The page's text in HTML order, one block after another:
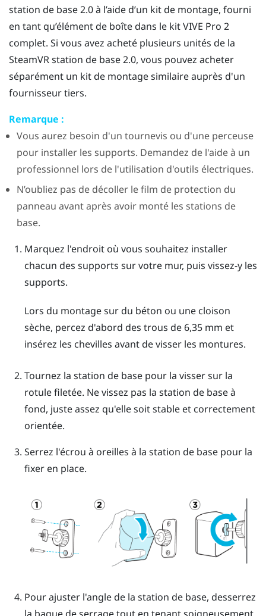
station de base 2.0à l’aide d’un kit de montage, fourni
en tant qu’élément de boîte dans le kitVIVE Pro 2
complet. Si vous avez acheté plusieurs unités de la
SteamVRstation de base 2.0, vous pouvez acheter
séparément un kit de montage similaire auprès d'un
fournisseur tiers.
Remarque :
Vous aurez besoin d'un tournevis ou d'une perceuse
pour installer les supports. Demandez de l'aide à un
professionnel lors de l'utilisation d'outils électriques.
N’oubliez pas de décoller le film de protection du
panneau avant après avoir monté les stations de
base.
Marquez l'endroit où vous souhaitez installer
chacun des supports sur votre mur, puis vissez-y les
supports.
Lors du montage sur du béton ou une cloison
sèche, percez d'abord des trous de 6,35 mm et
insérez les chevilles avant de visser les montures.
Tournez la station de base pour la visser sur la
rotule filetée. Ne vissez pas la station de base à
fond, juste assez qu'elle soit stable et correctement
orientée.
Serrez l'écrou à oreilles à la station de base pour la
fixer en place.
Pour ajuster l'angle de la station de base, desserrez